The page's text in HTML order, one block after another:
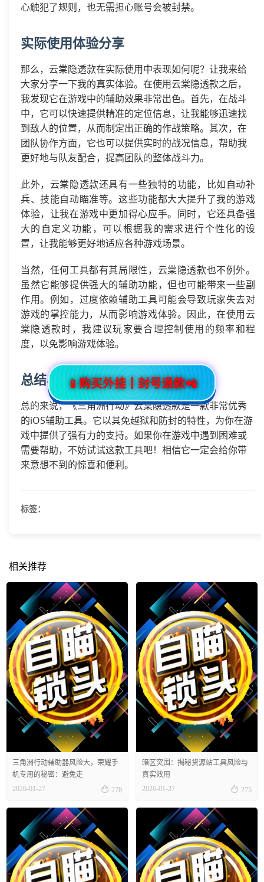
心触犯了规则，也无需担心账号会被封禁。
实际使用体验分享
那么，云棠隐透款在实际使用中表现如何呢？让我来给
大家分享一下我的真实体验。在使用云棠隐透款之后，
我发现它在游戏中的辅助效果非常出色。首先，在战斗
中，它可以快速提供精准的定位信息，让我能够迅速找
到敌人的位置，从而制定出正确的作战策略。其次，在
团队协作方面，它也可以提供实时的战况信息，帮助我
更好地与队友配合，提高团队的整体战斗力。
此外，云棠隐透款还具有一些独特的功能，比如自动补
兵、技能自动瞄准等。这些功能都大大提升了我的游戏
体验，让我在游戏中更加得心应手。同时，它还具备强
大的自定义功能，可以根据我的需求进行个性化的设
置，让我能够更好地适应各种游戏场景。
当然，任何工具都有其局限性，云棠隐透款也不例外。
虽然它能够提供强大的辅助功能，但也可能带来一些副
作用。例如，过度依赖辅助工具可能会导致玩家失去对
游戏的掌控能力，从而影响游戏体验。因此，在使用云
棠隐透款时，我建议玩家要合理控制使用的频率和程
度，以免影响游戏体验。
总结与建议
总的来说，《三角洲行动》云棠隐透款是一款非常优秀
的iOS辅助工具。它以其免越狱和防封的特性，为你在游
戏中提供了强有力的支持。如果你在游戏中遇到困难或
需要帮助，不妨试试这款工具吧！相信它一定会给你带
来意想不到的惊喜和便利。
标签：
相关推荐
三角洲行动辅助器风险大，荣耀手
机专用的秘密：避免走
2026-01-27
 278
暗区突围：揭秘货源站工具风险与
真实效用
2026-01-27
 275
📱购买外挂┃封号退款📲